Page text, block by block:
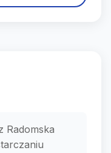
Radomska